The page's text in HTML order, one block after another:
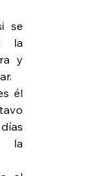
se
la
y
él
la